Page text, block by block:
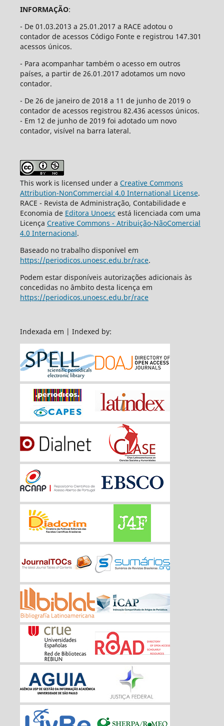
INFORMAÇÃO:
- De 01.03.2013 a 25.01.2017 a RACE adotou o
contador de acessos Código Fonte e registrou 147.301
acessos únicos.
- Para acompanhar também o acesso em outros
países, a partir de 26.01.2017 adotamos um novo
contador.
- De 26 de janeiro de 2018 a 11 de junho de 2019 o
contador de acessos registrou 82.436 acessos únicos.
- Em 12 de junho de 2019 foi adotado um novo
contador, visível na barra lateral.
This work is licensed under a Creative Commons
Attribution-NonCommercial 4.0 International License.
RACE - Revista de Administração, Contabilidade e
Economia de Editora Unoesc está licenciada com uma
Licença Creative Commons - Atribuição-NãoComercial
4.0 Internacional.
Baseado no trabalho disponível em
https://periodicos.unoesc.edu.br/race.
Podem estar disponíveis autorizações adicionais às
concedidas no âmbito desta licença em
https://periodicos.unoesc.edu.br/race
Indexada em | Indexed by: